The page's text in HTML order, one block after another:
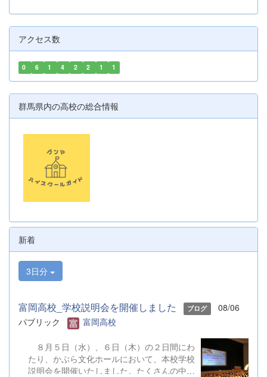
アクセス数
0 6 1 4 2 2 1 1
群馬県内の高校の総合情報
新着
3日分
富岡高校_学校説明会を開催しました ブログ
08/06
パブリック
富岡高校
８月５日（水）、６日（木）の２日間にわ
たり、かぶら文化ホールにおいて、本校学校
説明会を開催いたしました。たくさんの中学